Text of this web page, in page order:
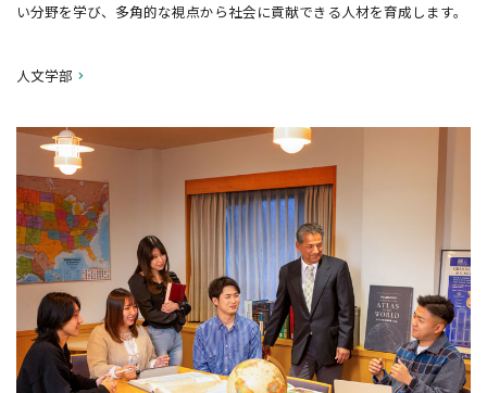
い分野を学び、多角的な視点から社会に貢献できる人材を育成します。
人文学部